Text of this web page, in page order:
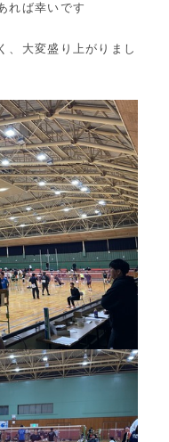
れば幸いです
、大変盛り上がりまし